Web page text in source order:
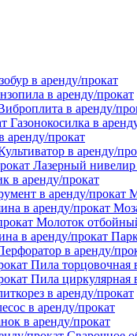
в аренду/прокат
в аренду/прокат
в аренду/
Газонокосилка в
аренду/прокат
в аренду/
Лазерный нивелир
в аренду/прокат
Молоток
в аренду/
Пила торцовочная
Пила циркулярная
в аренду/прокат
в аренду/прокат
в аренду/прокат